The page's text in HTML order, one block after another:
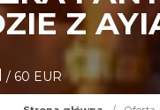
Z
/ 60 EUR